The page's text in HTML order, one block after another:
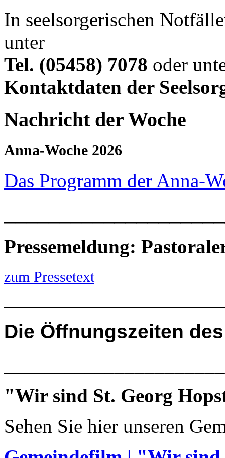
In seelsorgerischen
unter
Tel. (05458) 7078 oder
Kontaktdaten der
Nachricht der Woche
Anna-Woche 2026
Das Programm der Anna-
Pressemeldung:
zum Pressetext
Die Öffnungszeiten
"Wir sind St. Georg
Sehen Sie hier unseren